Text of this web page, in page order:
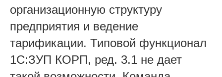
организационную структуру
предприятия и ведение
тарификации. Типовой функционал
1С:ЗУП КОРП, ред. 3.1 не дает